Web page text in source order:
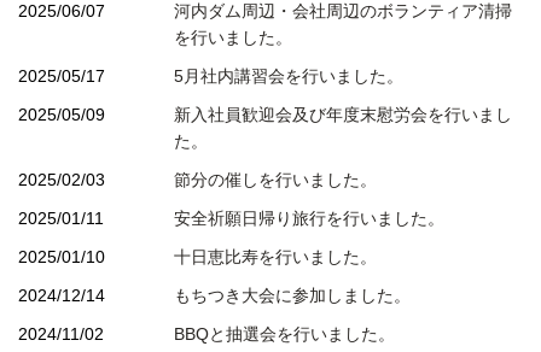
2025/06/07
河内ダム周辺・会社周辺のボランティア清掃
を行いました。
2025/05/17
5月社内講習会を行いました。
2025/05/09
新入社員歓迎会及び年度末慰労会を行いまし
た。
2025/02/03
節分の催しを行いました。
2025/01/11
安全祈願日帰り旅行を行いました。
2025/01/10
十日恵比寿を行いました。
2024/12/14
もちつき大会に参加しました。
2024/11/02
BBQと抽選会を行いました。